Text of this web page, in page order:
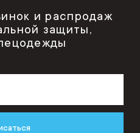
и распродаж
защиты,